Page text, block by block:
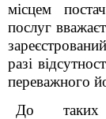
місцем
послуг
разі
переважного
До таких